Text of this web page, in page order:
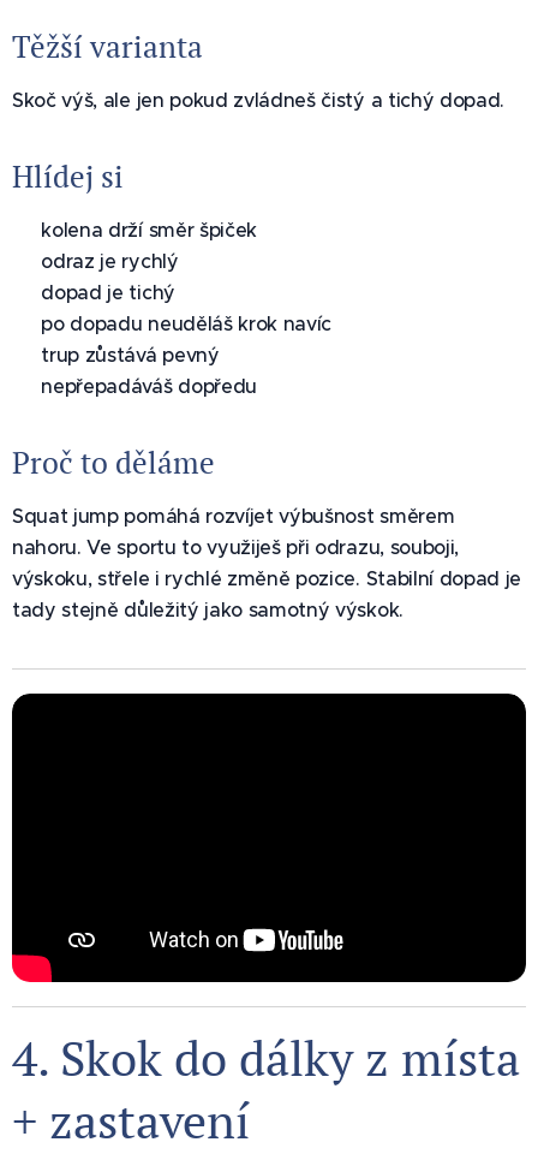
Těžší varianta
Skoč výš, ale jen pokud zvládneš čistý a tichý dopad.
Hlídej si
✅ kolena drží směr špiček
✅ odraz je rychlý
✅ dopad je tichý
✅ po dopadu neuděláš krok navíc
✅ trup zůstává pevný
✅ nepřepadáváš dopředu
Proč to děláme
Squat jump pomáhá rozvíjet výbušnost směrem
nahoru. Ve sportu to využiješ při odrazu, souboji,
výskoku, střele i rychlé změně pozice. Stabilní dopad je
tady stejně důležitý jako samotný výskok.
4. Skok do dálky z místa
+ zastavení 🚀